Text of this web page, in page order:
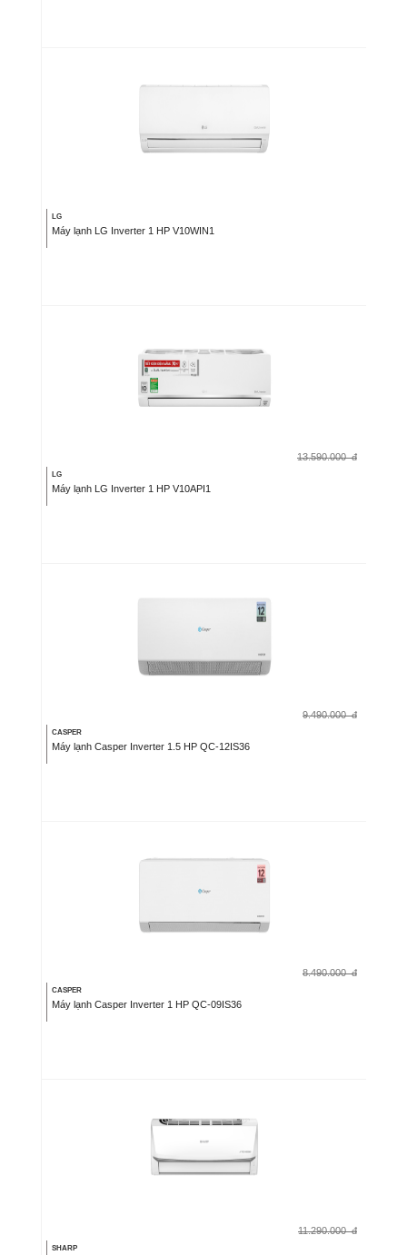
LG
Máy lạnh LG Inverter 1 HP V10WIN1
13.590.000 đ
LG
Máy lạnh LG Inverter 1 HP V10API1
9.490.000 đ
CASPER
Máy lạnh Casper Inverter 1.5 HP QC-12IS36
8.490.000 đ
CASPER
Máy lạnh Casper Inverter 1 HP QC-09IS36
11.290.000 đ
SHARP